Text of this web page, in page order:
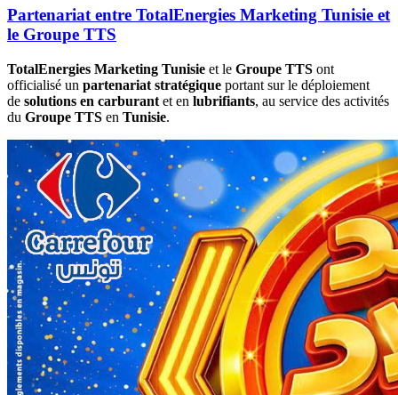
Partenariat entre TotalEnergies Marketing Tunisie et
le Groupe TTS
TotalEnergies Marketing Tunisie et le Groupe TTS ont
officialisé un partenariat stratégique portant sur le déploiement
de solutions en carburant et en lubrifiants, au service des activités
du Groupe TTS en Tunisie.